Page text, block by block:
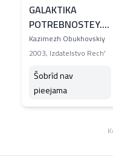
GALAKTIKA
POTREBNOSTEY.
PSIKHOLOGIYA
VLECHENIY
CHELOVEKA.
Kazimezh Obukhovskiy
2003, Izdatelstvo Rech'
Šobrīd nav
pieejama